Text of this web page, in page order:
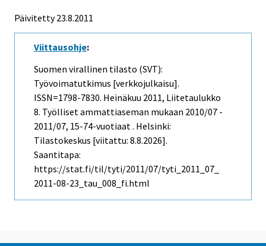
Päivitetty 23.8.2011
Viittausohje:
Suomen virallinen tilasto (SVT):
Työvoimatutkimus [verkkojulkaisu].
ISSN=1798-7830. Heinäkuu 2011, Liitetaulukko
8. Työlliset ammattiaseman mukaan 2010/07 -
2011/07, 15-74-vuotiaat . Helsinki:
Tilastokeskus [viitattu: 8.8.2026].
Saantitapa:
https://stat.fi/til/tyti/2011/07/tyti_2011_07_
2011-08-23_tau_008_fi.html